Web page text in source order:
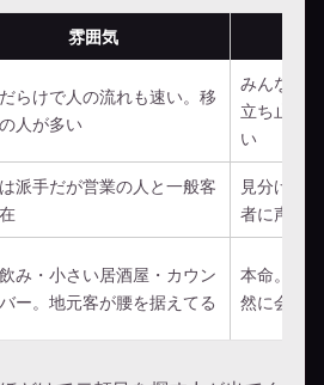
雰囲気
らけで人の流れも速い。移
人が多い
みんな次
立ち止ま
い
派手だが営業の人と一般客
見分けが
者に声か
み・小さい居酒屋・カウン
ー。地元客が腰を据えてる
本命。隣
然に会話